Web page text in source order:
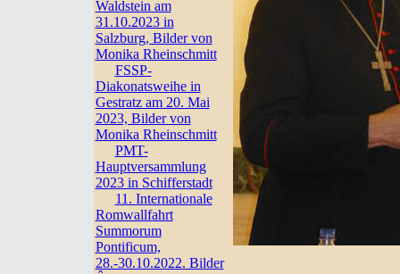
Waldstein am
31.10.2023 in
Salzburg, Bilder von
Monika Rheinschmitt
FSSP-
Diakonatsweihe in
Gestratz am 20. Mai
2023, Bilder von
Monika Rheinschmitt
PMT-
Hauptversammlung
2023 in Schifferstadt
11. Internationale
Romwallfahrt
Summorum
Pontificum,
28.-30.10.2022. Bilder